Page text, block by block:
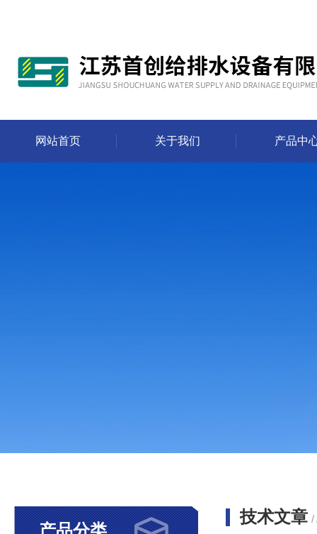
网站首页 关于我们 产品中
产品分类
技术文章 /